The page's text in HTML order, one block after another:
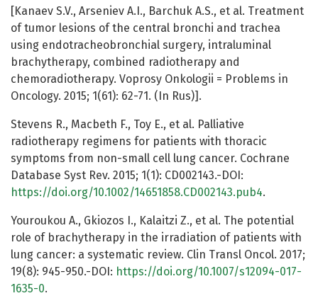
[Kanaev S.V., Arseniev A.I., Barchuk A.S., et al. Treatment
of tumor lesions of the central bronchi and trachea
using endotracheobronchial surgery, intraluminal
brachytherapy, combined radiotherapy and
chemoradiotherapy. Voprosy Onkologii = Problems in
Oncology. 2015; 1(61): 62-71. (In Rus)].
Stevens R., Macbeth F., Toy E., et al. Palliative
radiotherapy regimens for patients with thoracic
symptoms from non-small cell lung cancer. Cochrane
Database Syst Rev. 2015; 1(1): CD002143.-DOI:
https://doi.org/10.1002/14651858.CD002143.pub4.
Youroukou A., Gkiozos I., Kalaitzi Z., et al. The potential
role of brachytherapy in the irradiation of patients with
lung cancer: a systematic review. Clin Transl Oncol. 2017;
19(8): 945-950.-DOI: https://doi.org/10.1007/s12094-017-
1635-0.